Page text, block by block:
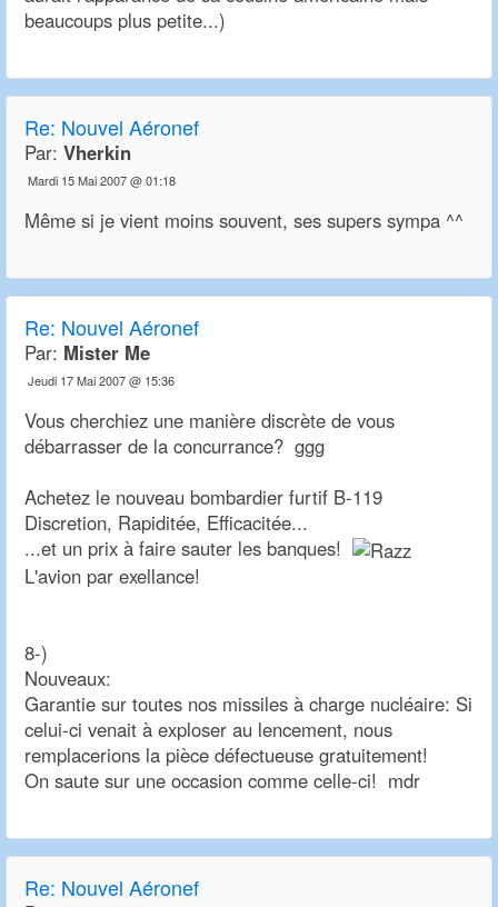
beaucoups plus petite...)
Re: Nouvel Aéronef
Par: Vherkin
Mardi 15 Mai 2007 @ 01:18
Même si je vient moins souvent, ses supers sympa ^^
Re: Nouvel Aéronef
Par: Mister Me
Jeudi 17 Mai 2007 @ 15:36
Vous cherchiez une manière discrète de vous
débarrasser de la concurrance? ggg
Achetez le nouveau bombardier furtif B-119
Discretion, Rapiditée, Efficacitée...
...et un prix à faire sauter les banques!
L'avion par exellance!
8-)
Nouveaux:
Garantie sur toutes nos missiles à charge nucléaire: Si
celui-ci venait à exploser au lencement, nous
remplacerions la pièce défectueuse gratuitement!
On saute sur une occasion comme celle-ci! mdr
Re: Nouvel Aéronef